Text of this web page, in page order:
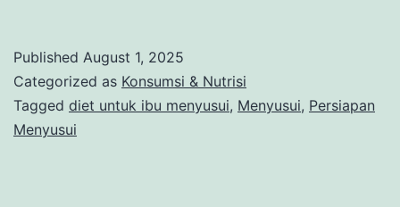
Menyusui,
Begini
Tipsnya
Published August 1, 2025
Categorized as Konsumsi & Nutrisi
Tagged diet untuk ibu menyusui, Menyusui, Persiapan
Menyusui